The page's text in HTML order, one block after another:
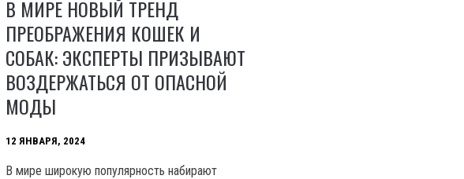
В МИРЕ НОВЫЙ ТРЕНД
ПРЕОБРАЖЕНИЯ КОШЕК И
СОБАК: ЭКСПЕРТЫ ПРИЗЫВАЮТ
ВОЗДЕРЖАТЬСЯ ОТ ОПАСНОЙ
МОДЫ
12 ЯНВАРЯ, 2024
В мире широкую популярность набирают